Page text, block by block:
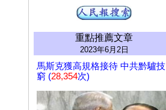
重點推薦文章
2023年6月2日
馬斯克獲高規格接待 中共黔驢技
窮 (28,354次)